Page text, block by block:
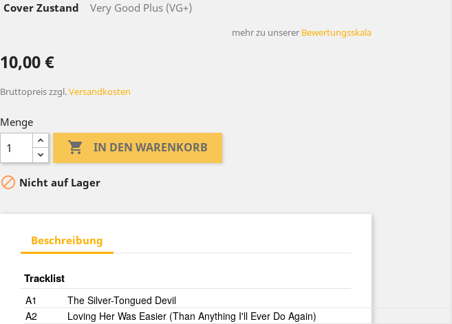
Cover Zustand
Very Good Plus (VG+)
mehr zu unserer Bewertungsskala
10,00 €
Bruttopreiszzgl.Versandkosten
Menge
 IN DEN WARENKORB
 Nicht auf Lager
Beschreibung
Tracklist
A1
The Silver-Tongued Devil
A2
Loving Her Was Easier (Than Anything I'll Ever Do Again)